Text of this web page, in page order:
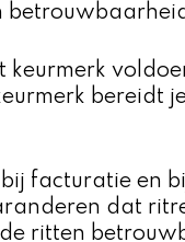
keurmerk
bereidt
facturatie en
dat
ritten